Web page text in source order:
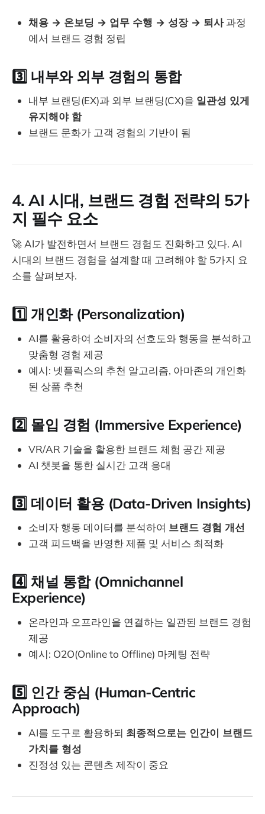
채용 → 온보딩 → 업무 수행 → 성장 → 퇴사과정
에서 브랜드 경험 정립
3️⃣ 내부와 외부 경험의 통합
내부 브랜딩(EX)과 외부 브랜딩(CX)을 일관성 있게
유지해야 함
브랜드 문화가 고객 경험의 기반이 됨
4. AI 시대, 브랜드 경험 전략의 5가
지 필수 요소
🚀 AI가 발전하면서 브랜드 경험도 진화하고 있다. AI
시대의 브랜드 경험을 설계할 때 고려해야 할 5가지 요
소를 살펴보자.
1️⃣ 개인화 (Personalization)
AI를 활용하여 소비자의 선호도와 행동을 분석하고
맞춤형 경험 제공
예시: 넷플릭스의 추천 알고리즘, 아마존의 개인화
된 상품 추천
2️⃣ 몰입 경험 (Immersive Experience)
VR/AR 기술을 활용한 브랜드 체험 공간 제공
AI 챗봇을 통한 실시간 고객 응대
3️⃣ 데이터 활용 (Data-Driven Insights)
소비자 행동 데이터를 분석하여 브랜드 경험 개선
고객 피드백을 반영한 제품 및 서비스 최적화
4️⃣채널 통합 (Omnichannel
Experience)
온라인과 오프라인을 연결하는 일관된 브랜드 경험
제공
예시: O2O(Online to Offline) 마케팅 전략
5️⃣ 인간 중심 (Human-Centric
Approach)
AI를 도구로 활용하되 최종적으로는 인간이 브랜드
가치를 형성
진정성 있는 콘텐츠 제작이 중요